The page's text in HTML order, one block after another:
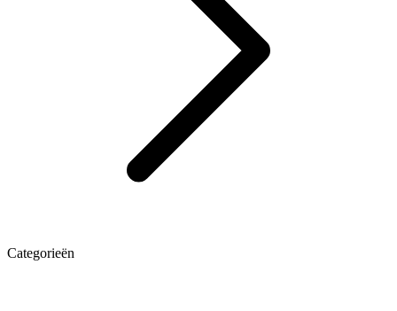
Categorieën